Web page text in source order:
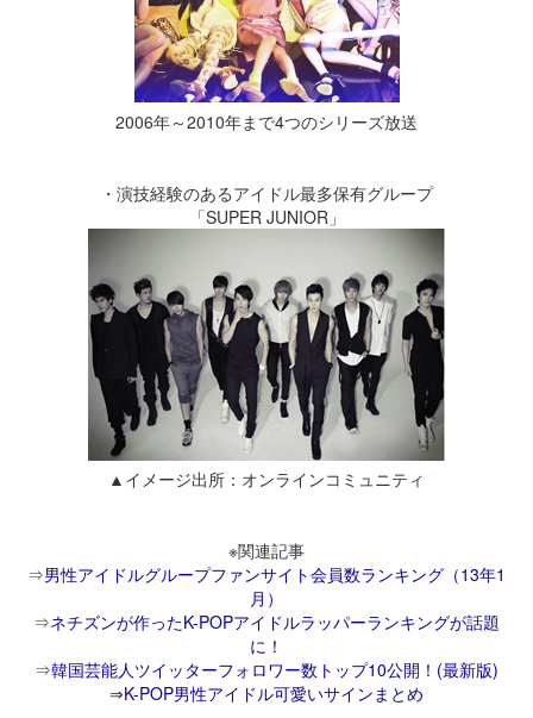
2006年～2010年まで4つのシリーズ放送
・演技経験のあるアイドル最多保有グループ
「SUPER JUNIOR」
▲イメージ出所：オンラインコミュニティ
※関連記事
⇒男性アイドルグループファンサイト会員数ランキング（13年1
月）
⇒ネチズンが作ったK-POPアイドルラッパーランキングが話題
に！
⇒韓国芸能人ツイッターフォロワー数トップ10公開！(最新版)
⇒K-POP男性アイドル可愛いサインまとめ